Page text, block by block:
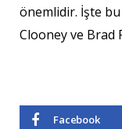
önemlidir. İşte
Clooney ve Brad
Facebook